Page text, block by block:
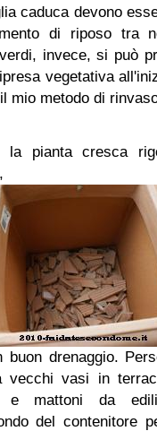
caduca devono
di riposo tra
invece, si può
vegetativa
mio metodo di
pianta cresca
buon drenaggio.
vecchi vasi in
mattoni da
del contenitore